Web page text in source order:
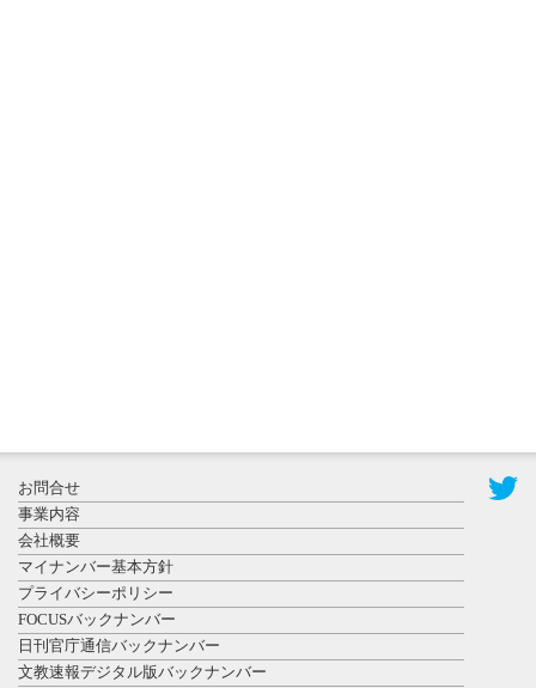
登録有形文
化財となっ
た東北大植
物園八...
お問合せ
事業内容
会社概要
マイナンバー基本方針
プライバシーポリシー
FOCUSバックナンバー
日刊官庁通信バックナンバー
文教速報デジタル版バックナンバー